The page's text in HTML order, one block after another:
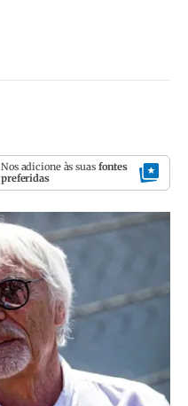
Nos adicione às suas fontes
preferidas